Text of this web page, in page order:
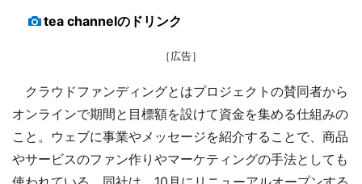
tea channelのドリンク
［広告］
クラウドファンディングとはプロジェクトの賛同者から
オンラインで期間と目標額を設けて資金を集める仕組みの
こと。ウェブに事業やメッセージを紹介することで、商品
やサービスのファン作りやマーケティングの手法としても